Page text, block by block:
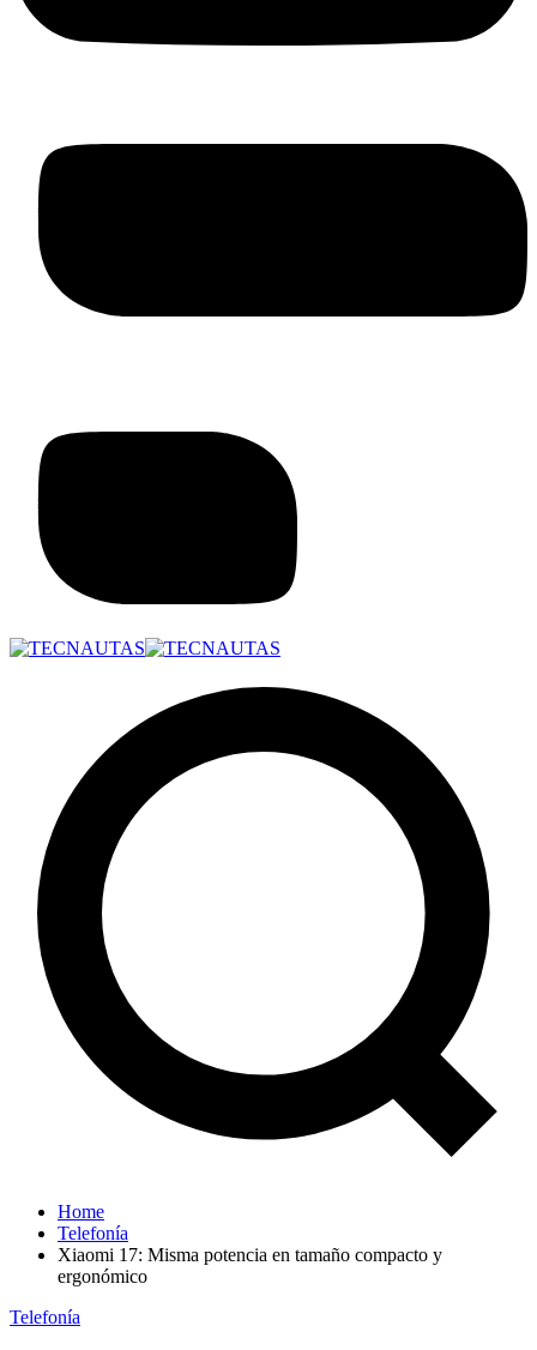
Home
Telefonía
Xiaomi 17: Misma potencia en tamaño compacto y
ergonómico
Telefonía